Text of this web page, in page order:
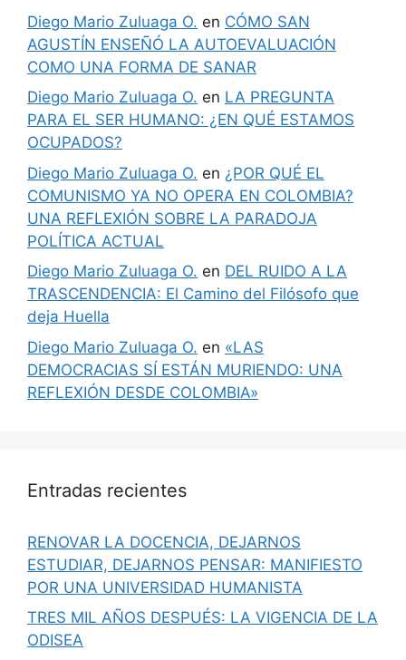
Diego Mario Zuluaga O. en CÓMO SAN
AGUSTÍN ENSEÑÓ LA AUTOEVALUACIÓN
COMO UNA FORMA DE SANAR
Diego Mario Zuluaga O. en LA PREGUNTA
PARA EL SER HUMANO: ¿EN QUÉ ESTAMOS
OCUPADOS?
Diego Mario Zuluaga O. en ¿POR QUÉ EL
COMUNISMO YA NO OPERA EN COLOMBIA?
UNA REFLEXIÓN SOBRE LA PARADOJA
POLÍTICA ACTUAL
Diego Mario Zuluaga O. en DEL RUIDO A LA
TRASCENDENCIA: El Camino del Filósofo que
deja Huella
Diego Mario Zuluaga O. en «LAS
DEMOCRACIAS SÍ ESTÁN MURIENDO: UNA
REFLEXIÓN DESDE COLOMBIA»
Entradas recientes
RENOVAR LA DOCENCIA, DEJARNOS
ESTUDIAR, DEJARNOS PENSAR: MANIFIESTO
POR UNA UNIVERSIDAD HUMANISTA
TRES MIL AÑOS DESPUÉS: LA VIGENCIA DE LA
ODISEA